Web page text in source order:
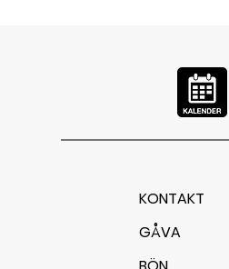
KONTAKT
GÅVA